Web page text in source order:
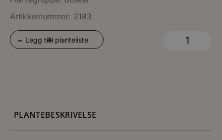
Artikkelnummer: 2183
- +
Legg til i planteliste
PLANTEBESKRIVELSE